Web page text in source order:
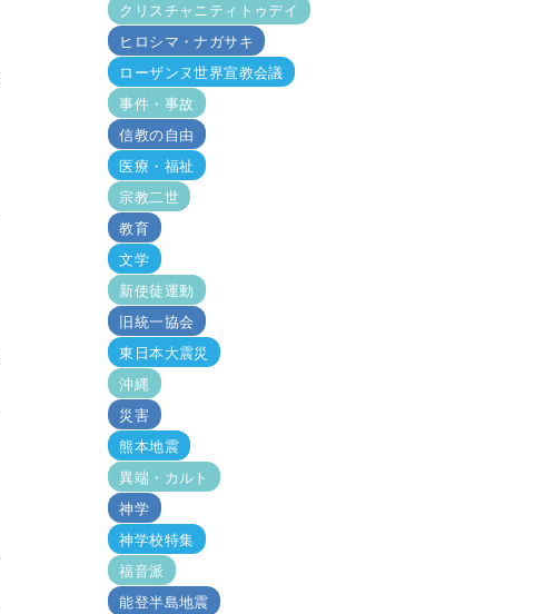
クリスチャニティトゥデイ
ヒロシマ・ナガサキ
ローザンヌ世界宣教会議
事件・事故
信教の自由
医療・福祉
宗教二世
教育
文学
新使徒運動
旧統一協会
東日本大震災
沖縄
災害
熊本地震
異端・カルト
神学
神学校特集
福音派
能登半島地震